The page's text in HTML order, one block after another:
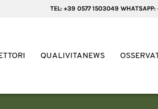
TEL: +39 0577 1503049
QUALIVITANEWS